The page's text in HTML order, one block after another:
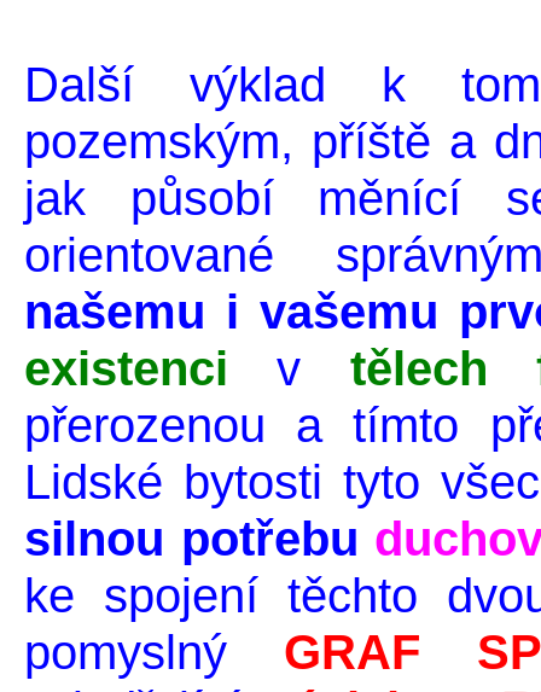
Další výklad k
pozemským, příště a
jak působí měnící
orientované
našemu i vašemu
existenci v tělech
přerozenou a tímto
Lidské bytosti tyto
silnou potřebu
ke spojení těchto
pomyslný GRAF